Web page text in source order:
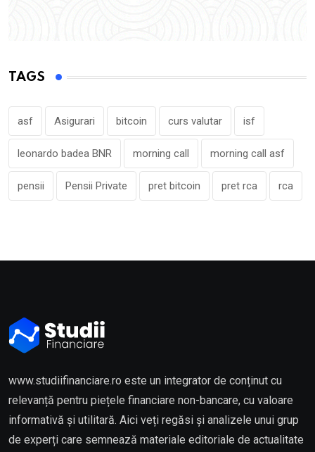
TAGS
asf Asigurari bitcoin curs valutar isf
leonardo badea BNR morning call morning call asf
pensii Pensii Private pret bitcoin pret rca rca
www.studiifinanciare.ro este un integrator de conținut cu
relevanță pentru piețele financiare non-bancare, cu valoare
informativă și utilitară. Aici veți regăsi și analizele unui grup
de experți care semnează materiale editoriale de actualitate